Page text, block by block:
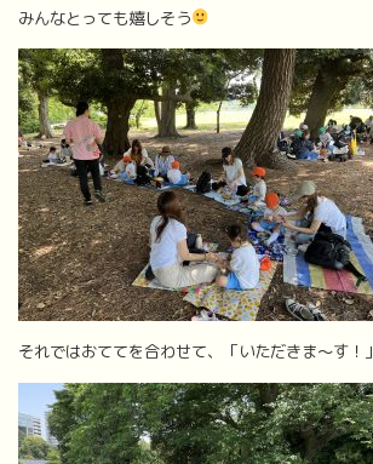
みんなとっても嬉しそう
それではおててを合わせて、「いただきま～す！」